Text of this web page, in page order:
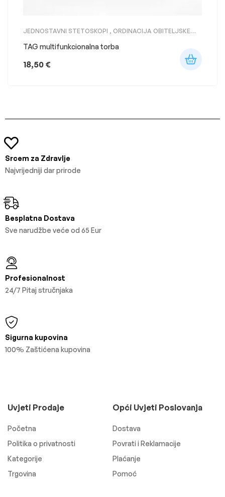
JEDNOSTAVNI STETOSKOPI , ORDINACIJA OBITELJSKE
STETOSKOPI LITTMANN
TAG multifunkcionalna torba
18,50 €
Srcem za Zdravlje
Najvrijedniji dar prirode
Besplatna Dostava
Sve narudžbe veće od 65 Eur
Profesionalnost
24/7 Pitaj stručnjaka
Sigurna kupovina
100% Zaštićena kupovina
Uvjeti Prodaje
Početna
Politika o privatnosti
Kategorije
Trgovina
Opći Uvjeti Poslovanja
Dostava
Povrati i Reklamacije
Plaćanje
Pomoć